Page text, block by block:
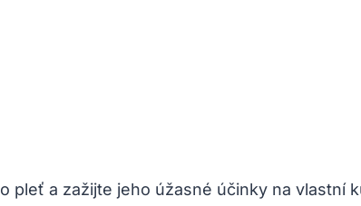
o pleť a zažijte jeho úžasné účinky na vlastní